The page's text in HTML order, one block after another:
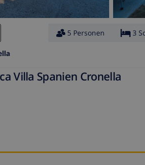
5 Personen 3
Villa Spanien Cronella